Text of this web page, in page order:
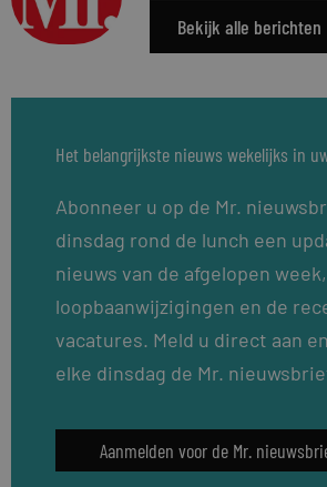
Bekijk alle berichten
Het belangrijkste nieuws wekelijks in
Abonneer u op de Mr.
dinsdag rond de lunch een
nieuws van de afgelopen
loopbaanwijzigingen en de
vacatures. Meld u direct aan
elke dinsdag de Mr.
Aanmelden voor de Mr.